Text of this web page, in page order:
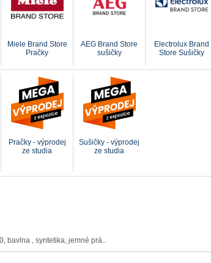
Miele Brand Store
Pračky
AEG Brand Store
sušičky
Electrolux Brand
Store Sušičky
Pračky - výprodej
ze studia
Sušičky - výprodej
ze studia
bavlna , syntetika, jemné prá..